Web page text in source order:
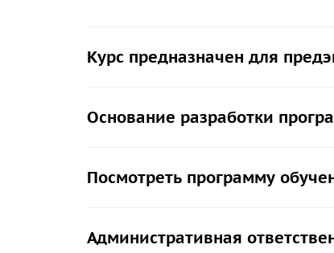
Курс предназначен для
Основание разработки
Посмотреть программу
Административная